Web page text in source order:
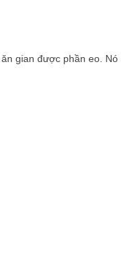
gian được phần eo. Nó